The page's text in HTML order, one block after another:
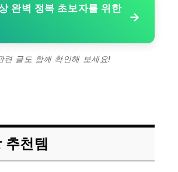
완벽 정복 초보자를 위한
→
련 글도 함께 확인해 보세요!
추천템